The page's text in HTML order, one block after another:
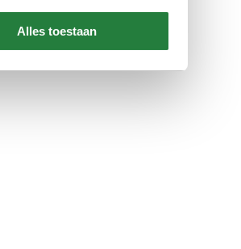
Alles toestaan